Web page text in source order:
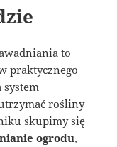
to
praktycznego
system
rośliny
skupimy się
ogrodu,